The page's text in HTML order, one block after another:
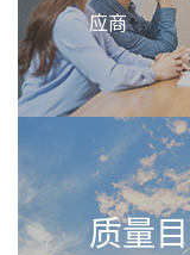
应商
质量